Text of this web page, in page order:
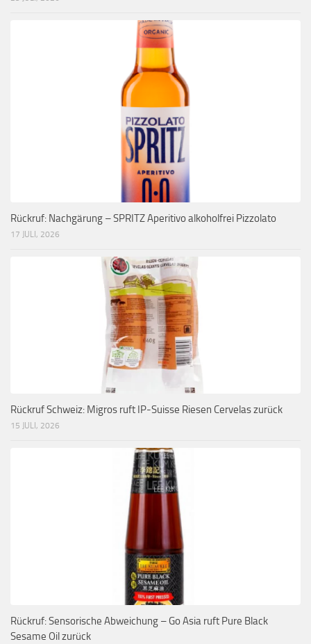
Rückruf: Nachgärung – SPRITZ Aperitivo alkoholfrei Pizzolato
17 JULI, 2026
Rückruf Schweiz: Migros ruft IP-Suisse Riesen Cervelas zurück
15 JULI, 2026
Rückruf: Sensorische Abweichung – Go Asia ruft Pure Black
Sesame Oil zurück